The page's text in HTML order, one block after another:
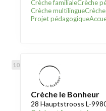
Crèche familialeCrèche
Crèche multilingue
Projet pédagogique
Crèche le Bonheur
28 Hauptstrooss L-